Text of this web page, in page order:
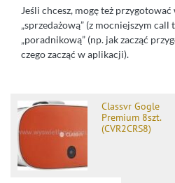
Jeśli chcesz, mogę też
„sprzedażową” (z mocniejszym
„poradnikową” (np. jak zacząć
czego zacząć w aplikacji).
Classvr Gogle
Premium 8szt.
(CVR2CRS8)